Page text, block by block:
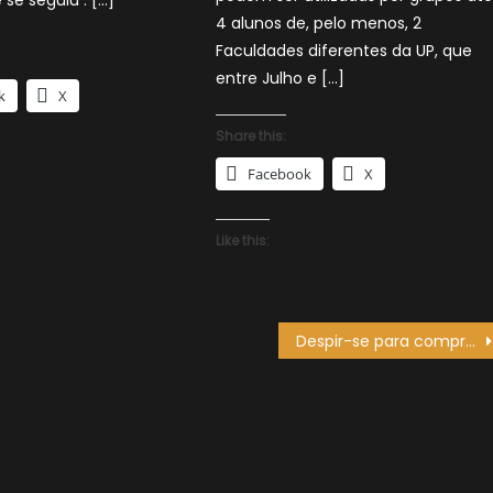
X
4 alunos de, pelo menos, 2
Faculdades diferentes da UP, que
entre Julho e […]
Share this:
Facebook X
Like this:
Despir-se para comprar mais roupa